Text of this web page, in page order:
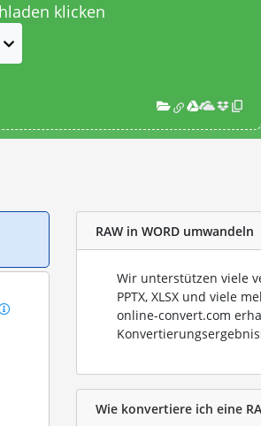
klicken
RAW in WORD umwandeln
Wir unterstützen viele
PPTX, XLSX und viele
online-convert.com
Wie konvertiere ich eine